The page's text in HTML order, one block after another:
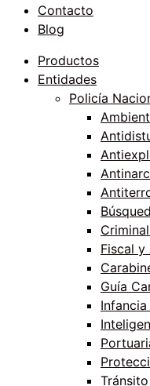
Contacto
Blog
Productos
Entidades
Policía
Fiscal y
Guía